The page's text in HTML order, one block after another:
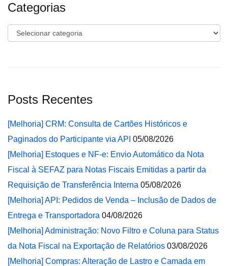
Categorias
Categorias
Posts Recentes
[Melhoria] CRM: Consulta de Cartões Históricos e
Paginados do Participante via API 05/08/2026
[Melhoria] Estoques e NF-e: Envio Automático da Nota
Fiscal à SEFAZ para Notas Fiscais Emitidas a partir da
Requisição de Transferência Interna 05/08/2026
[Melhoria] API: Pedidos de Venda – Inclusão de Dados de
Entrega e Transportadora 04/08/2026
[Melhoria] Administração: Novo Filtro e Coluna para Status
da Nota Fiscal na Exportação de Relatórios 03/08/2026
[Melhoria] Compras: Alteração de Lastro e Camada em